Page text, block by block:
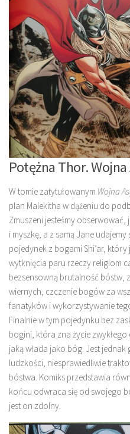
Potężna Thor.
W tomie zatytułowanym Wojna
plan Malekitha w dążeniu do
Zmuszeni jesteśmy
i myszkę, a z samą Jane
pojedynek z bogami Shi’ar,
wytknięcia paru rzeczy religiom
bezsensowną brutalność bóstw,
wiernych, czczenie bogów za
fanatyków i wykorzystywanie
Finalnie w tym pojedynku bez
bogini, która zna życie zwykłego
jaką włada jako bóg. Jest
ludzkości, niesprawiedliwie
bóstwa. Komiks przedstawia
końcu odwraca się od swojego
jest on zdolny.